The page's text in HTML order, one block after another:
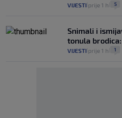
VIJESTI prije 1 h 5
Snimali i
tonula
VIJESTI prije 1 h 1